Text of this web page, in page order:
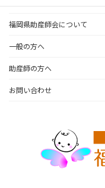
福岡県助産師会について
一般の方へ
助産師の方へ
お問い合わせ